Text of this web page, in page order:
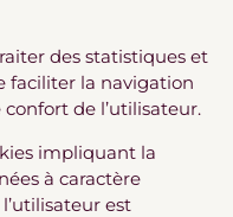
des statistiques et
faciliter la navigation
de l’utilisateur.
impliquant la
à caractère
est